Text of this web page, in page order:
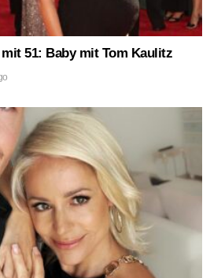
51: Baby mit Tom Kaulitz